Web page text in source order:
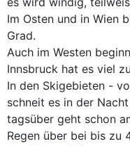
Im Osten und in Wien
Grad.
Auch im Westen
Innsbruck hat es viel
In den Skigebieten -
schneit es in der
tagsüber geht schon
Regen über bei bis zu